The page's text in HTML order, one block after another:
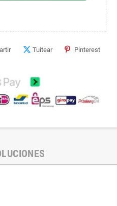
Tuitear Pinterest